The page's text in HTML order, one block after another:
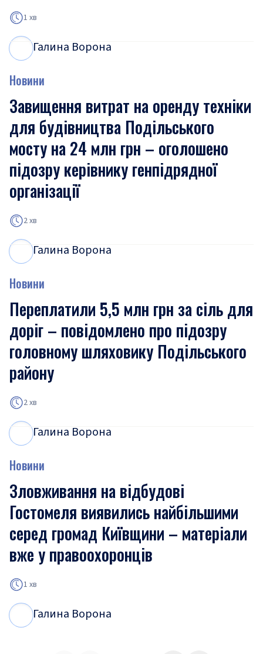
1 хв
Галина Ворона
Новини
Завищення витрат на оренду техніки
для будівництва Подільського
мосту на 24 млн грн – оголошено
підозру керівнику генпідрядної
організації
2 хв
Галина Ворона
Новини
Переплатили 5,5 млн грн за сіль для
доріг – повідомлено про підозру
головному шляховику Подільського
району
2 хв
Галина Ворона
Новини
Зловживання на відбудові
Гостомеля виявились найбільшими
серед громад Київщини – матеріали
вже у правоохоронців
1 хв
Галина Ворона